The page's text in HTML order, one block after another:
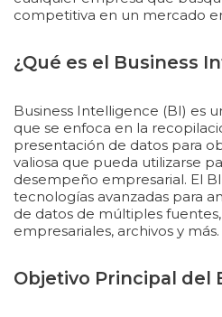
competitiva en un mercado
¿Qué es el Business
Business Intelligence (BI) es
que se enfoca en la
presentación de datos para
valiosa que pueda utilizarse
desempeño empresarial. El
tecnologías avanzadas para
de datos de múltiples
empresariales, archivos y más.
Objetivo Principal del